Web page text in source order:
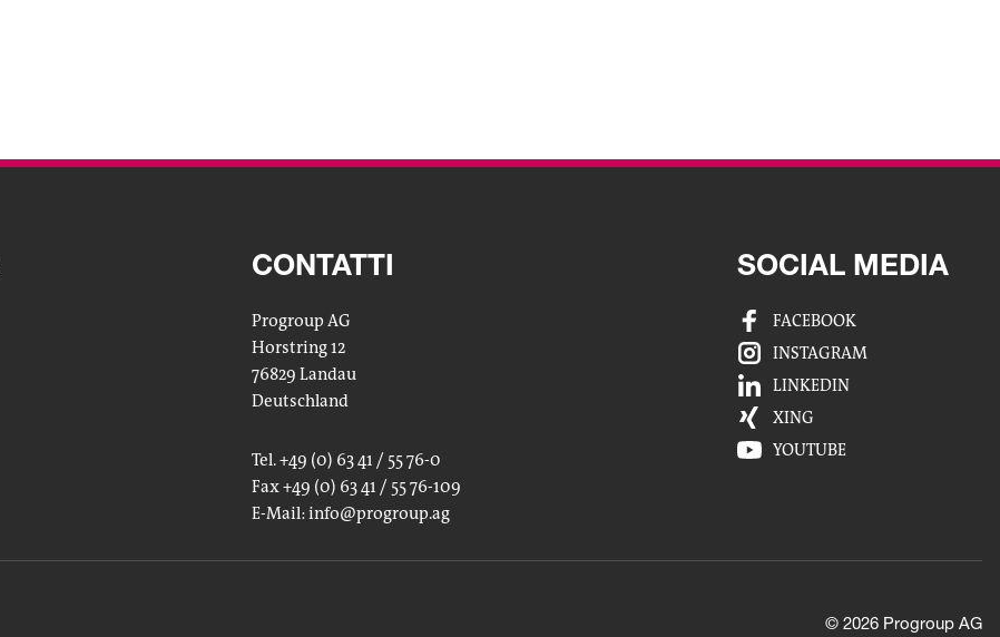
CONTATTI
Progroup AG
Horstring 12
76829 Landau
Deutschland
Tel. +49 (0) 63 41 / 55 76-0
Fax +49 (0) 63 41 / 55 76-109
E-Mail:info@progroup.ag
SOCIAL MEDIA
FACEBOOK
INSTAGRAM
LINKEDIN
XING
YOUTUBE
© 2026 Progroup AG